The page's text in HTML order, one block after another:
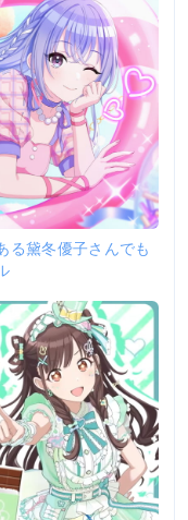
る黛冬優子さんでも